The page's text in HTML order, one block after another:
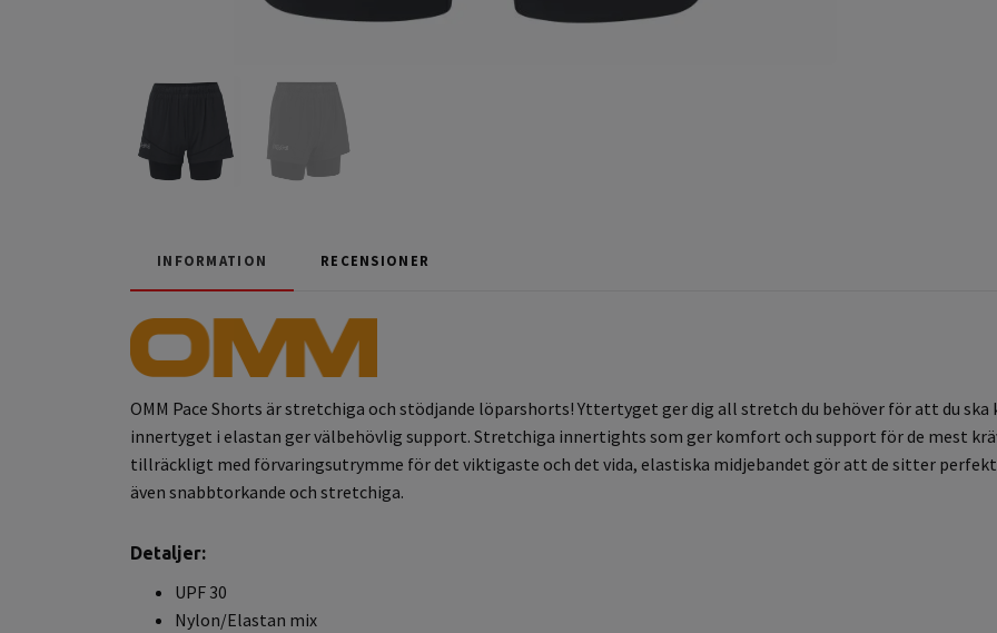
INFORMATION RECENSIONER
OMM Pace Shorts är stretchiga och stödjande löparshorts! Yttertyget ger dig all stretch du behöver för att du
innertyget i elastan ger välbehövlig support. Stretchiga innertights som ger komfort och support för de mest
tillräckligt med förvaringsutrymme för det viktigaste och det vida, elastiska midjebandet gör att de sitter perfekt
även snabbtorkande och stretchiga.
Detaljer:
UPF 30
Nylon/Elastan mix